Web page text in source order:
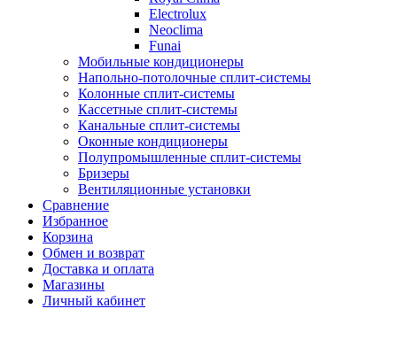
Electrolux
Neoclima
Funai
Мобильные кондиционеры
Напольно-потолоч​ные ​сплит-системы
Колонные ​​сплит-системы
Кассетные сплит-системы
Канальные сплит-системы
Оконные кондиционеры
Полупромышленные сплит-системы
Бризеры
Вентиляционные установки
Сравнение
Избранное
Корзина
Обмен и возврат
Доставка и оплата
Магазины
Личный кабинет